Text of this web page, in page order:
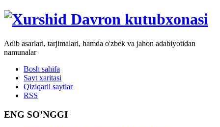
Adib asarlari, tarjimalari, hamda o'zbek va jahon adabiyotidan
namunalar
Bosh sahifa
Sayt xaritasi
Qiziqarli saytlar
RSS
ENG SO’NGGI